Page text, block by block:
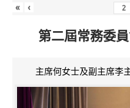
« ‹
第二屆常務委
主席何女士及副主席李